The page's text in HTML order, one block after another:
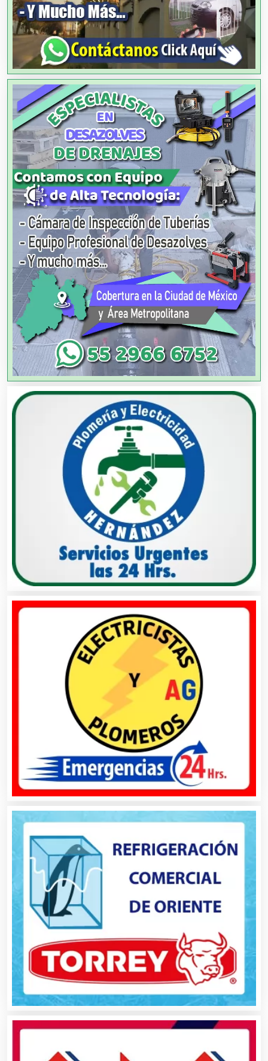
Alquiler de Sillas y Mesas
Alquiler de Trajes de Etiqueta
Alta Costura
Aluminio
Ambulancias
Análisis Clínicos
Análisis de Aguas
Animadores de Eventos
Aparatos y Equipos Eléctricos
Arquitectos
Artes Gráficas
Artesanías
Artículos de Oficina
Artículos Deportivos
Artículos Importados
Artículos para el Hogar
Artículos para Regalos
Artículos Personales
Artículos Publicitarios
Aseguradoras
Asesores Técnicos
Asesoría Fiscal
Asilos